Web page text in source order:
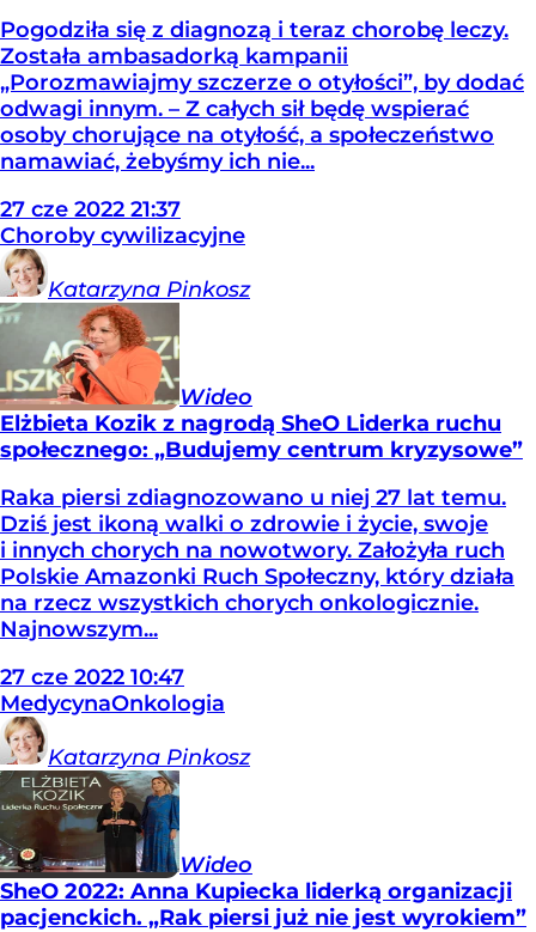
Pogodziła się z diagnozą i teraz chorobę leczy.
Została ambasadorką kampanii
„Porozmawiajmy szczerze o otyłości”, by dodać
odwagi innym. – Z całych sił będę wspierać
osoby chorujące na otyłość, a społeczeństwo
namawiać, żebyśmy ich nie...
27 cze 2022 21:37
Choroby cywilizacyjne
Katarzyna Pinkosz
Wideo
Elżbieta Kozik z nagrodą SheO Liderka ruchu
społecznego: „Budujemy centrum kryzysowe”
Raka piersi zdiagnozowano u niej 27 lat temu.
Dziś jest ikoną walki o zdrowie i życie, swoje
i innych chorych na nowotwory. Założyła ruch
Polskie Amazonki Ruch Społeczny, który działa
na rzecz wszystkich chorych onkologicznie.
Najnowszym...
27 cze 2022 10:47
MedycynaOnkologia
Katarzyna Pinkosz
Wideo
SheO 2022: Anna Kupiecka liderką organizacji
pacjenckich. „Rak piersi już nie jest wyrokiem”